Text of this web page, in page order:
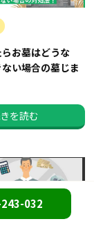
032
お墓はどうな
い場合の墓じま
を読む